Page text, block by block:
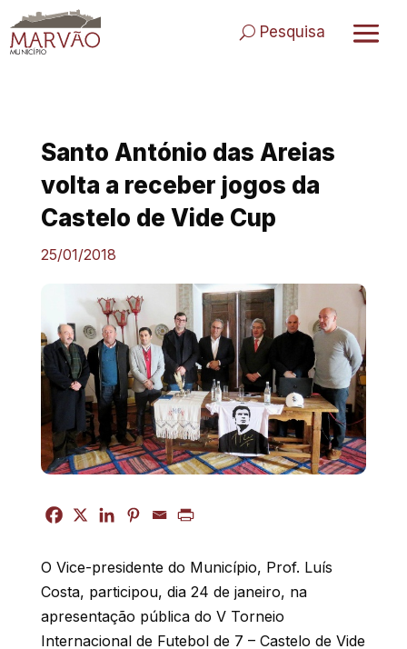
to
content
Pesquisa
Santo António das Areias
volta a receber jogos da
Castelo de Vide Cup
25/01/2018
O Vice-presidente do Município, Prof. Luís
Costa, participou, dia 24 de janeiro, na
apresentação pública do V Torneio
Internacional de Futebol de 7 – Castelo de Vide